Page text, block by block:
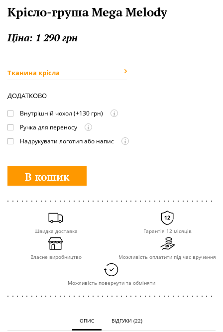
Крісло-груша Mega Melody
Ціна: 1 290 грн
Тканина крісла
ДОДАТКОВО
Внутрішній чохол (+130 грн)
Ручка для переносу
Надрукувати логотип або напис
В кошик
Швидка доставка Гарантія 12 місяців
Власне виробництво Можливість оплатити під час вручення
Можливість повернути та обміняти
ОПИС ВІДГУКИ (22)